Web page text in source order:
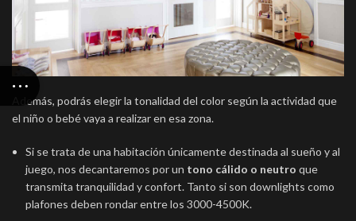
Además, podrás elegir la tonalidad del color según la actividad que
el niño o bebé vaya a realizar en esa zona.
Si se trata de una habitación únicamente destinada al sueño y al
juego, nos decantaremos por un tono cálido o neutro que
transmita tranquilidad y confort. Tanto si son downlights como
plafones deben rondar entre los 3000-4500K.